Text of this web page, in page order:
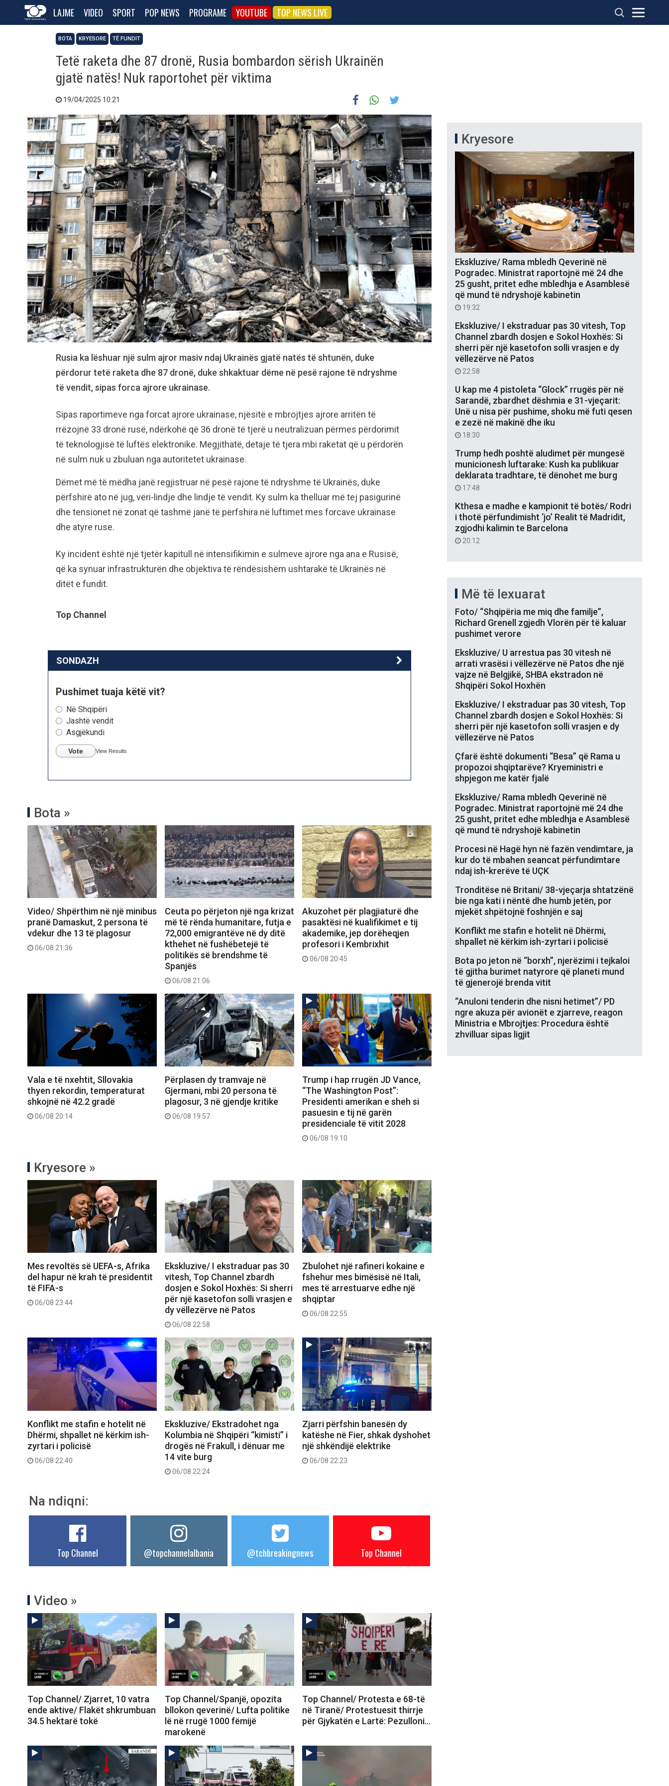
LAJME VIDEO SPORT POP NEWS PROGRAME YOUTUBE TOP NEWS LIVE
BOTA KRYESORE TË FUNDIT
Tetë raketa dhe 87 dronë, Rusia bombardon sërish Ukrainën
gjatë natës! Nuk raportohet për viktima
19/04/2025 10:21
Rusia ka lëshuar një sulm ajror masiv ndaj Ukrainës gjatë natës të shtunën, duke
përdorur tetë raketa dhe 87 dronë, duke shkaktuar dëme në pesë rajone të ndryshme
të vendit, sipas forca ajrore ukrainase.
Sipas raportimeve nga forcat ajrore ukrainase, njësitë e mbrojtjes ajrore arritën të
rrëzojnë 33 dronë rusë, ndërkohë që 36 dronë të tjerë u neutralizuan përmes përdorimit
të teknologjisë të luftës elektronike. Megjithatë, detaje të tjera mbi raketat që u përdorën
në sulm nuk u zbuluan nga autoritetet ukrainase.
Dëmet më të mëdha janë regjistruar në pesë rajone të ndryshme të Ukrainës, duke
përfshirë ato në jug, veri-lindje dhe lindje të vendit. Ky sulm ka thelluar më tej pasigurinë
dhe tensionet në zonat që tashmë janë të përfshira në luftimet mes forcave ukrainase
dhe atyre ruse.
Ky incident është një tjetër kapitull në intensifikimin e sulmeve ajrore nga ana e Rusisë,
që ka synuar infrastrukturën dhe objektiva të rëndësishëm ushtarakë të Ukrainës në
ditët e fundit.
Top Channel
SONDAZH
Pushimet tuaja këtë vit?
Në Shqipëri
Jashtë vendit
Asgjëkundi
Vote View Results
Bota »
Video/ Shpërthim në një minibus
pranë Damaskut, 2 persona të
vdekur dhe 13 të plagosur
06/08 21:36
Ceuta po përjeton një nga krizat
më të rënda humanitare, futja e
72,000 emigrantëve në dy ditë
kthehet në fushëbetejë të
politikës së brendshme të
Spanjës
06/08 21:06
Akuzohet për plagjiaturë dhe
pasaktësi në kualifikimet e tij
akademike, jep dorëheqjen
profesori i Kembrixhit
06/08 20:45
Vala e të nxehtit, Sllovakia
thyen rekordin, temperaturat
shkojnë në 42.2 gradë
06/08 20:14
Përplasen dy tramvaje në
Gjermani, mbi 20 persona të
plagosur, 3 në gjendje kritike
06/08 19:57
Trump i hap rrugën JD Vance,
“The Washington Post”:
Presidenti amerikan e sheh si
pasuesin e tij në garën
presidenciale të vitit 2028
06/08 19:10
Kryesore »
Mes revoltës së UEFA-s, Afrika
del hapur në krah të presidentit
të FIFA-s
06/08 23:44
Ekskluzive/ I ekstraduar pas 30
vitesh, Top Channel zbardh
dosjen e Sokol Hoxhës: Si sherri
për një kasetofon solli vrasjen e
dy vëllezërve në Patos
06/08 22:58
Zbulohet një rafineri kokaine e
fshehur mes bimësisë në Itali,
mes të arrestuarve edhe një
shqiptar
06/08 22:55
Konflikt me stafin e hotelit në
Dhërmi, shpallet në kërkim ish-
zyrtari i policisë
06/08 22:40
Ekskluzive/ Ekstradohet nga
Kolumbia në Shqipëri “kimisti” i
drogës në Frakull, i dënuar me
14 vite burg
06/08 22:24
Zjarri përfshin banesën dy
katëshe në Fier, shkak dyshohet
një shkëndijë elektrike
06/08 22:23
Na ndiqni:
Top Channel @topchannelalbania @tchbreakingnews Top Channel
Video »
Top Channel/ Zjarret, 10 vatra
ende aktive/ Flakët shkrumbuan
34.5 hektarë tokë
Top Channel/Spanjë, opozita
bllokon qeverinë/ Lufta politike
lë në rrugë 1000 fëmijë
marokenë
Top Channel/ Protesta e 68-të
në Tiranë/ Protestuesit thirrje
për Gjykatën e Lartë: Pezulloni…
Kryesore
Ekskluzive/ Rama mbledh Qeverinë në
Pogradec. Ministrat raportojnë më 24 dhe
25 gusht, pritet edhe mbledhja e Asamblesë
që mund të ndryshojë kabinetin
19:32
Ekskluzive/ I ekstraduar pas 30 vitesh, Top
Channel zbardh dosjen e Sokol Hoxhës: Si
sherri për një kasetofon solli vrasjen e dy
vëllezërve në Patos
22:58
U kap me 4 pistoleta “Glock” rrugës për në
Sarandë, zbardhet dëshmia e 31-vjeçarit:
Unë u nisa për pushime, shoku më futi qesen
e zezë në makinë dhe iku
18:30
Trump hedh poshtë aludimet për mungesë
municionesh luftarake: Kush ka publikuar
deklarata tradhtare, të dënohet me burg
17:48
Kthesa e madhe e kampionit të botës/ Rodri
i thotë përfundimisht ‘jo’ Realit të Madridit,
zgjodhi kalimin te Barcelona
20:12
Më të lexuarat
Foto/ “Shqipëria me miq dhe familje”,
Richard Grenell zgjedh Vlorën për të kaluar
pushimet verore
Ekskluzive/ U arrestua pas 30 vitesh në
arrati vrasësi i vëllezërve në Patos dhe një
vajze në Belgjikë, SHBA ekstradon në
Shqipëri Sokol Hoxhën
Ekskluzive/ I ekstraduar pas 30 vitesh, Top
Channel zbardh dosjen e Sokol Hoxhës: Si
sherri për një kasetofon solli vrasjen e dy
vëllezërve në Patos
Çfarë është dokumenti “Besa” që Rama u
propozoi shqiptarëve? Kryeministri e
shpjegon me katër fjalë
Ekskluzive/ Rama mbledh Qeverinë në
Pogradec. Ministrat raportojnë më 24 dhe
25 gusht, pritet edhe mbledhja e Asamblesë
që mund të ndryshojë kabinetin
Procesi në Hagë hyn në fazën vendimtare, ja
kur do të mbahen seancat përfundimtare
ndaj ish-krerëve të UÇK
Tronditëse në Britani/ 38-vjeçarja shtatzënë
bie nga kati i nëntë dhe humb jetën, por
mjekët shpëtojnë foshnjën e saj
Konflikt me stafin e hotelit në Dhërmi,
shpallet në kërkim ish-zyrtari i policisë
Bota po jeton në “borxh”, njerëzimi i tejkaloi
të gjitha burimet natyrore që planeti mund
të gjenerojë brenda vitit
“Anuloni tenderin dhe nisni hetimet”/ PD
ngre akuza për avionët e zjarreve, reagon
Ministria e Mbrojtjes: Procedura është
zhvilluar sipas ligjit